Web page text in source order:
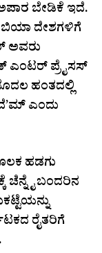
ಅಪಾರ ಬೇಡಿಕೆ ಇದೆ.
ದೇಶಗಳಿಗೆ
ಅವರು
ಎಂಟರ್ ಪ್ರೈಸಸ್
ಹಂತದಲ್ಲಿ
ಎಂದು
ಹಡಗು
ಚೆನ್ನೈ ಬಂದರಿನ
ರೈತರಿಗೆ